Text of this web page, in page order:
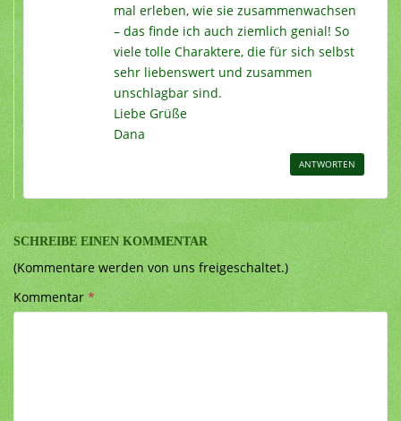
mal erleben, wie sie zusammenwachsen
– das finde ich auch ziemlich genial! So
viele tolle Charaktere, die für sich selbst
sehr liebenswert und zusammen
unschlagbar sind.
Liebe Grüße
Dana
ANTWORTEN
SCHREIBE EINEN KOMMENTAR
(Kommentare werden von uns freigeschaltet.)
Kommentar*